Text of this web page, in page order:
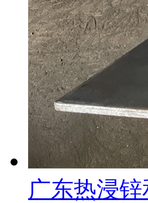
广东热浸